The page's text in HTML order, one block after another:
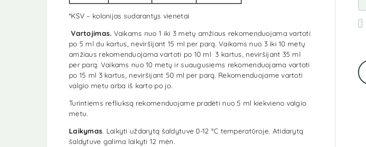
*KSV – kolonijas sudarantys vienetai
Vartojimas. Vaikams nuo 1 iki 3 metų amžiaus rekomenduojama vartoti
po 5 ml du kartus, neviršijant 15 ml per parą. Vaikams nuo 3 iki 10 metų
amžiaus rekomenduojama vartoti po 10 ml 3 kartus, neviršijant 35 ml
per parą. Vaikams nuo 10 metų ir suaugusiems rekomenduojama vartoti
po 15 ml 3 kartus, neviršijant 50 ml per parą. Rekomenduojame vartoti
valgio metu arba iš karto po jo.
Turintiems refliuksą rekomenduojame pradėti nuo 5 ml kiekvieno valgio
metu.
Laikymas. Laikyti uždarytą šaldytuve 0-12 °C temperatūroje. Atidarytą
šaldytuve galima laikyti 12 mėn.